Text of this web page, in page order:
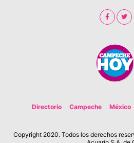
Directorio Campeche México
Copyright 2020. Todos los derechos